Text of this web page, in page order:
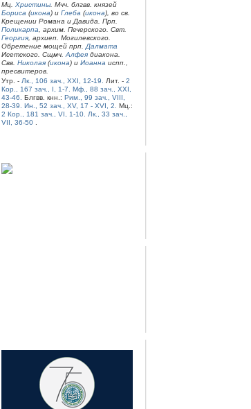
Мц. Христины . Мчч. блгвв. князей
Бориса (икона) и Глеба (икона), во св.
Крещении Романа и Давида. Прп.
Поликарпа , архим. Печерского. Свт.
Георгия , архиеп. Могилевского.
Обретение мощей прп. Далмата
Исетского. Сщмч. Алфея диакона.
Свв. Николая (икона) и Иоанна испп.,
пресвитеров.
Утр. - Лк., 106 зач., XXI, 12-19. Лит. - 2
Кор., 167 зач., I, 1-7.
Мф., 88 зач., XXI,
43-46.
Блгвв. кнн.: Рим., 99 зач., VIII,
28-39.
Ин., 52 зач., XV, 17 - XVI, 2.
Мц.:
2 Кор., 181 зач., VI, 1-10.
Лк., 33 зач.,
VII, 36-50